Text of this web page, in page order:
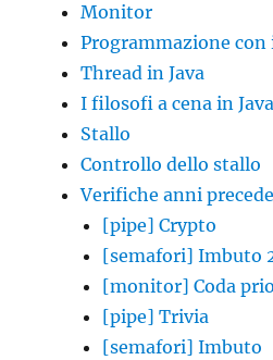
Monitor
Programmazione
Thread in Java
I filosofi a cena in Java
Stallo
Controllo dello stallo
Verifiche anni
[pipe] Crypto
[semafori] Imbuto
[monitor] Coda
[pipe] Trivia
[semafori] Imbuto